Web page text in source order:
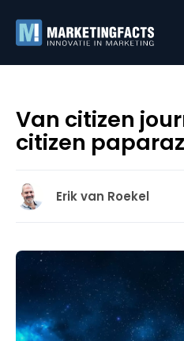
Van citizen
citizen
Erik van Roekel